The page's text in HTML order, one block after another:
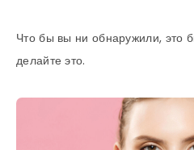
Что бы вы ни обнаружили, это
делайте это.